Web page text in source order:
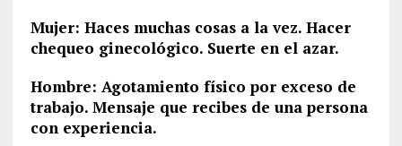
Mujer: Haces muchas cosas a la vez. Hacer
chequeo ginecológico. Suerte en el azar.
Hombre: Agotamiento físico por exceso de
trabajo. Mensaje que recibes de una persona
con experiencia.